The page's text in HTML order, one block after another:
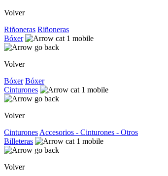
Volver
Riñoneras Riñoneras
Bóxer
Volver
Bóxer Bóxer
Cinturones
Volver
Cinturones Accesorios - Cinturones - Otros
Billeteras
Volver